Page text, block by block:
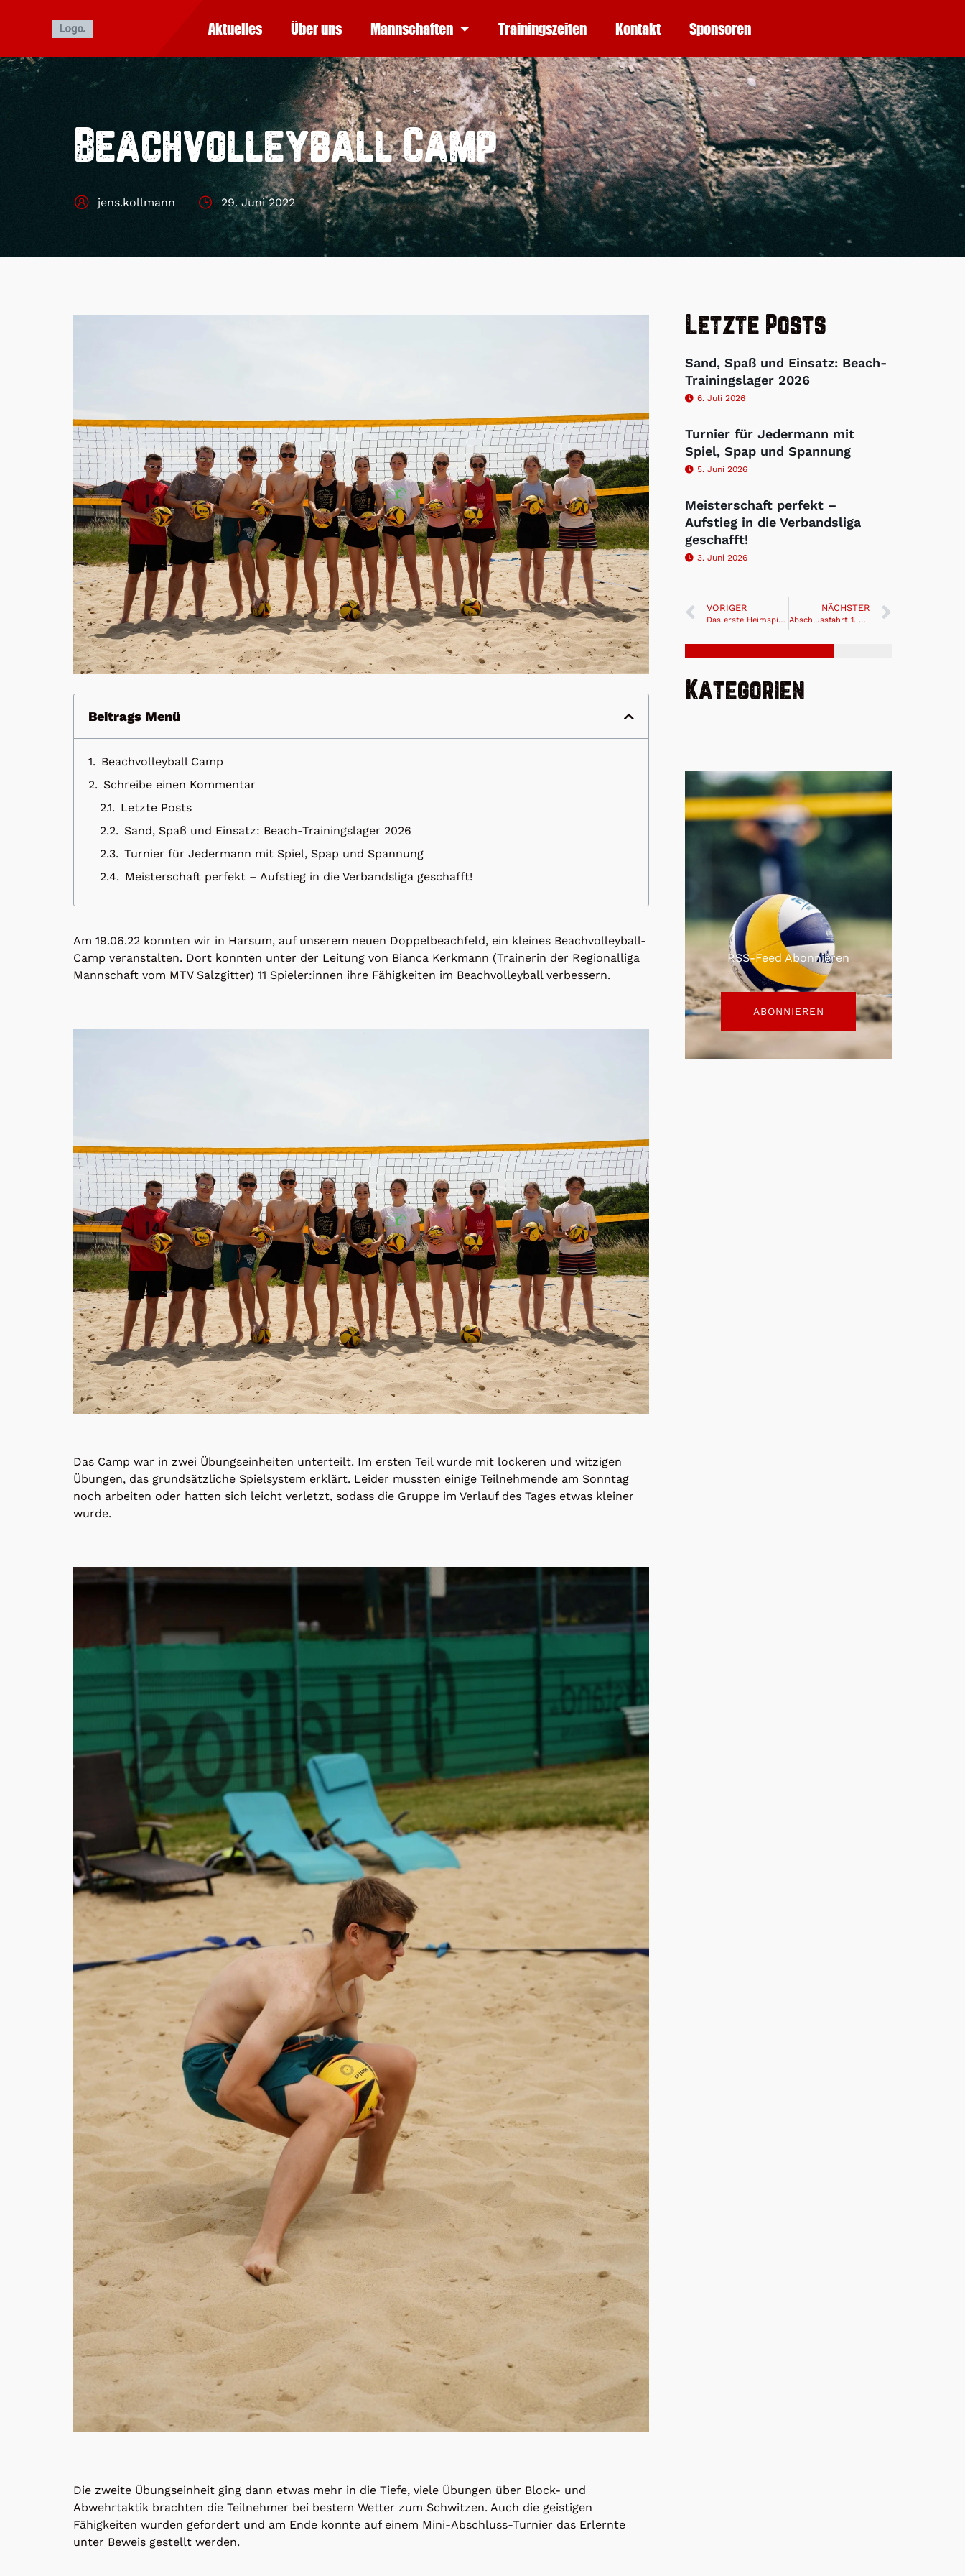
Aktuelles Über uns Mannschaften Trainingszeiten Kontakt Sponsoren
Beachvolleyball Camp
jens.kollmann 29. Juni 2022
Beitrags Menü
Beachvolleyball Camp
Schreibe einen Kommentar
Letzte Posts
Sand, Spaß und Einsatz: Beach-Trainingslager 2026
Turnier für Jedermann mit Spiel, Spap und Spannung
Meisterschaft perfekt – Aufstieg in die Verbandsliga geschafft!
Am 19.06.22 konnten wir in Harsum, auf unserem neuen Doppelbeachfeld, ein kleines Beachvolleyball-
Camp veranstalten. Dort konnten unter der Leitung von Bianca Kerkmann (Trainerin der Regionalliga
Mannschaft vom MTV Salzgitter) 11 Spieler:innen ihre Fähigkei­ten im Beachvolleyball verbessern.
Das Camp war in zwei Übungseinheiten unterteilt. Im ersten Teil wurde mit lockeren und witzigen
Übungen, das grundsätzliche Spielsystem erklärt. Leider mussten einige Teilneh­mende am Sonntag
noch arbeiten oder hatten sich leicht verletzt, sodass die Gruppe im Ver­lauf des Tages etwas kleiner
wurde.
Die zweite Übungseinheit ging dann etwas mehr in die Tiefe, viele Übungen über Block- und
Abwehrtaktik brachten die Teilnehmer bei bestem Wetter zum Schwitzen. Auch die geistigen
Fähigkeiten wurden gefordert und am Ende konnte auf einem Mini-Abschluss-Turnier das Erlernte
unter Beweis gestellt werden.
Letzte Posts
Sand, Spaß und Einsatz: Beach-
Trainingslager 2026
6. Juli 2026
Turnier für Jedermann mit
Spiel, Spap und Spannung
5. Juni 2026
Meisterschaft perfekt –
Aufstieg in die Verbandsliga
geschafft!
3. Juni 2026
VORIGER
Das erste Heimspiel der Saison
NÄCHSTER
Abschlussfahrt 1. Damen Saison 2021/22
Kategorien
RSS-Feed Abonnieren
ABONNIEREN